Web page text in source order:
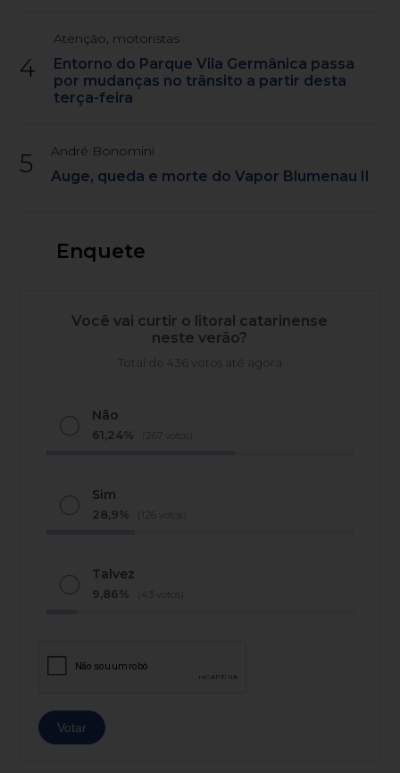
4
Atenção, motoristas
Entorno do Parque Vila Germânica passa
por mudanças no trânsito a partir desta
terça-feira
5 André Bonomini
Auge, queda e morte do Vapor Blumenau II
Enquete
Você vai curtir o litoral catarinense
neste verão?
Total de 436 votos até agora
Não
61,24% (267 votos)
Sim
28,9% (126 votos)
Talvez
9,86% (43 votos)